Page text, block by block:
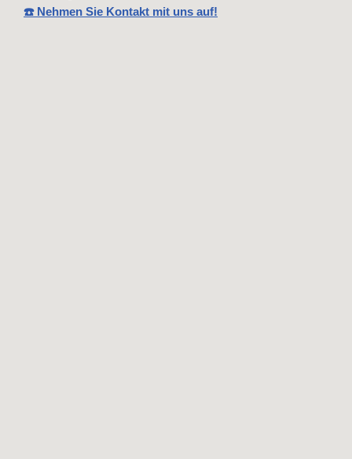
☎️ Nehmen Sie Kontakt mit uns auf!